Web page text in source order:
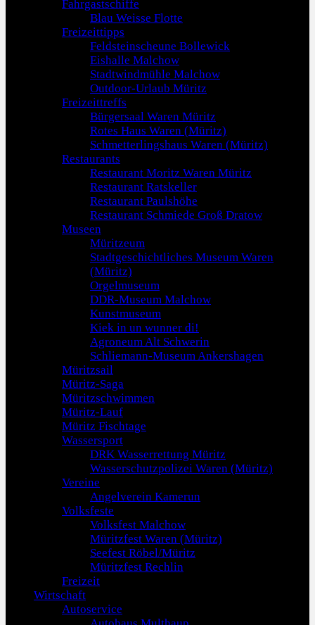
Fahrgastschiffe
Blau Weisse Flotte
Freizeittipps
Feldsteinscheune Bollewick
Eishalle Malchow
Stadtwindmühle Malchow
Outdoor-Urlaub Müritz
Freizeittreffs
Bürgersaal Waren Müritz
Rotes Haus Waren (Müritz)
Schmetterlingshaus Waren (Müritz)
Restaurants
Restaurant Moritz Waren Müritz
Restaurant Ratskeller
Restaurant Paulshöhe
Restaurant Schmiede Groß Dratow
Museen
Müritzeum
Stadtgeschichtliches Museum Waren
(Müritz)
Orgelmuseum
DDR-Museum Malchow
Kunstmuseum
Kiek in un wunner di!
Agroneum Alt Schwerin
Schliemann-Museum Ankershagen
Müritzsail
Müritz-Saga
Müritzschwimmen
Müritz-Lauf
Müritz Fischtage
Wassersport
DRK Wasserrettung Müritz
Wasserschutzpolizei Waren (Müritz)
Vereine
Angelverein Kamerun
Volksfeste
Volksfest Malchow
Müritzfest Waren (Müritz)
Seefest Röbel/Müritz
Müritzfest Rechlin
Freizeit
Wirtschaft
Autoservice